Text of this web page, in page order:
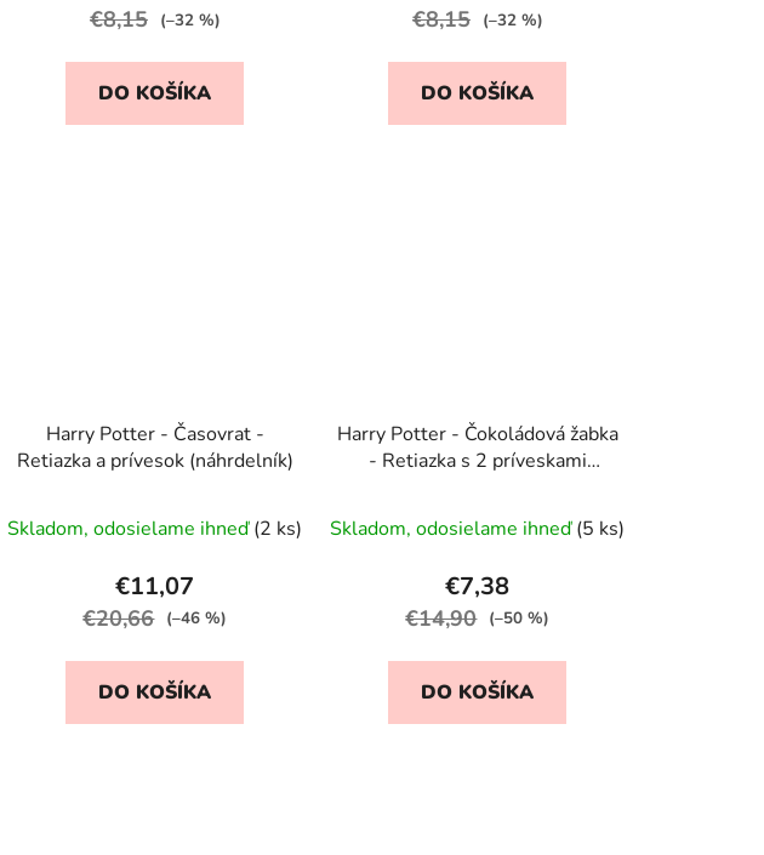
€8,15 (–32 %)
DO KOŠÍKA
€8,15 (–32 %)
DO KOŠÍKA
Harry Potter - Časovrat -
Retiazka a prívesok (náhrdelník)
Skladom, odosielame ihneď(2 ks)
€11,07
€20,66 (–46 %)
DO KOŠÍKA
Harry Potter - Čokoládová žabka
- Retiazka s 2 príveskami
Skladom, odosielame ihneď(5 ks)
€7,38
€14,90 (–50 %)
DO KOŠÍKA